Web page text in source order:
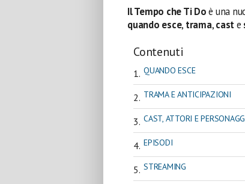
Il Tempo che Ti Doè una
quando esce, trama,caste
Contenuti
QUANDO ESCE
TRAMA E ANTICIPAZIONI
CAST, ATTORI E
EPISODI
STREAMING